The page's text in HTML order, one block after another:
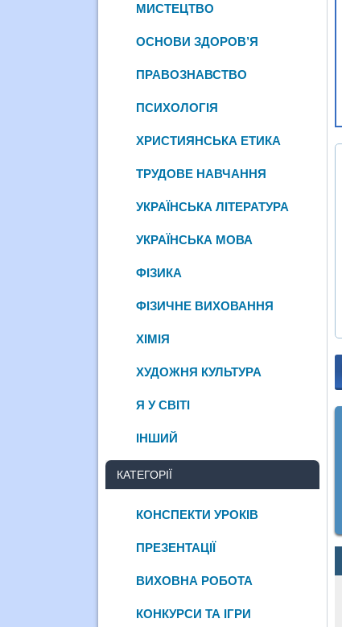
МИСТЕЦТВО
ОСНОВИ ЗДОРОВ’Я
ПРАВОЗНАВСТВО
ПСИХОЛОГІЯ
ХРИСТИЯНСЬКА ЕТИКА
ТРУДОВЕ НАВЧАННЯ
УКРАЇНСЬКА ЛІТЕРАТУРА
УКРАЇНСЬКА МОВА
ФІЗИКА
ФІЗИЧНЕ ВИХОВАННЯ
ХІМІЯ
ХУДОЖНЯ КУЛЬТУРА
Я У СВІТІ
ІНШИЙ
КАТЕГОРІЇ
КОНСПЕКТИ УРОКІВ
ПРЕЗЕНТАЦІЇ
ВИХОВНА РОБОТА
КОНКУРСИ ТА ІГРИ